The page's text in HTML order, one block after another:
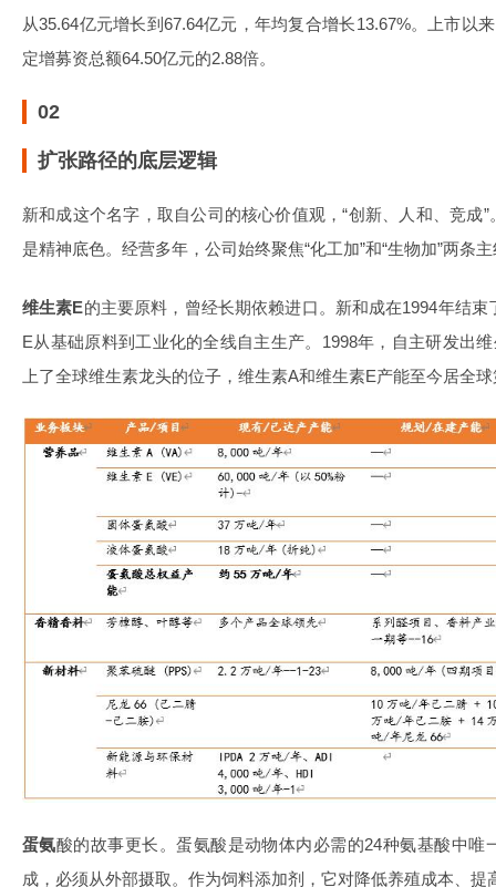
从35.64亿元增长到67.64亿元，年均复合增长13.67%。上市以
定增募资总额64.50亿元的2.88倍。
02
扩张路径的底层逻辑
新和成这个名字，取自公司的核心价值观，“创新、人和、竞成
是精神底色。经营多年，公司始终聚焦“化工加”和“生物加”两条
维生素E的主要原料，曾经长期依赖进口。新和成在1994年结
E从基础原料到工业化的全线自主生产。1998年，自主研发出
上了全球维生素龙头的位子，维生素A和维生素E产能至今居全
蛋氨酸的故事更长。蛋氨酸是动物体内必需的24种氨基酸中唯
成，必须从外部摄取。作为饲料添加剂，它对降低养殖成本、提